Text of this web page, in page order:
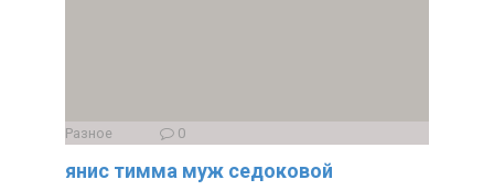
Разное 0
янис тимма муж седоковой